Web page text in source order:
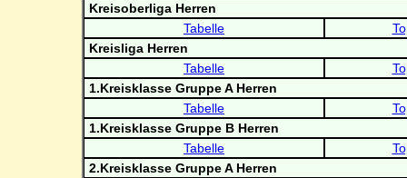
Kreisoberliga Herren
Tabelle
Kreisliga Herren
Tabelle
1.Kreisklasse Gruppe A Herren
Tabelle
1.Kreisklasse Gruppe B Herren
Tabelle
2.Kreisklasse Gruppe A Herren